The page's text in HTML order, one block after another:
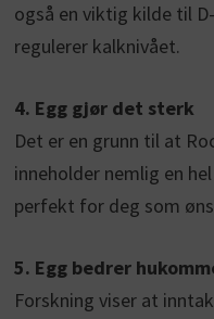
også en viktig kilde til
regulerer kalknivået.
4. Egg gjør det sterk
Det er en grunn til at
inneholder nemlig en
perfekt for deg som
5. Egg bedrer
Forskning viser at